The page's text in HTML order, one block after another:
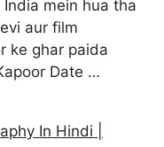
mein hua tha
aur film
ke ghar paida
Date …
In Hindi |